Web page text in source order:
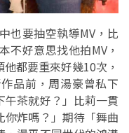
也要抽空執導MV，比
不好意思找他拍MV，
都要重來好幾10次，
品前，周湯豪曾私下
午茶就好？」比莉一貫
炸嗎？」期待「舞曲